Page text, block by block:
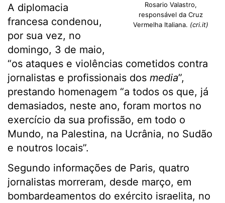
Rosario Valastro,
responsável da Cruz
Vermelha Italiana. (cri.it)
A diplomacia
francesa condenou,
por sua vez, no
domingo, 3 de maio,
“os ataques e violências cometidos contra
jornalistas e profissionais dos media”,
prestando homenagem “a todos os que, já
demasiados, neste ano, foram mortos no
exercício da sua profissão, em todo o
Mundo, na Palestina, na Ucrânia, no Sudão
e noutros locais”.
Segundo informações de Paris, quatro
jornalistas morreram, desde março, em
bombardeamentos do exército israelita, no